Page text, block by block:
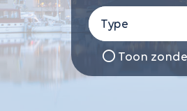
Type
Toon